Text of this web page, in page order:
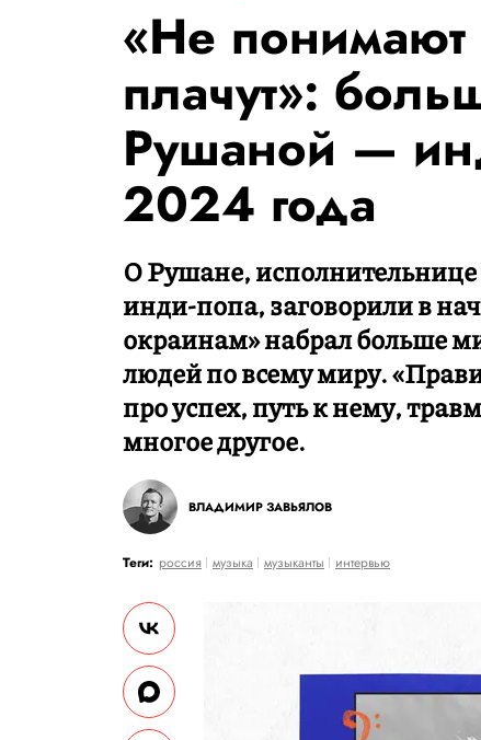
«Не
плачут»:
Рушаной —
2024 года
О Рушане,
инди-попа, заговорили в
окраинам» набрал больше
людей по всему миру.
про успех, путь к нему,
многое другое.
ВЛАДИМИР ЗАВЬЯЛОВ
Теги: россия музыка музыканты интервью